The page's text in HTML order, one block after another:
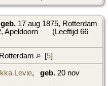
geb. 17 aug 1875, Rotterdam
Apeldoorn
(Leeftijd 66
Rotterdam [5]
Levie, geb. 20 nov